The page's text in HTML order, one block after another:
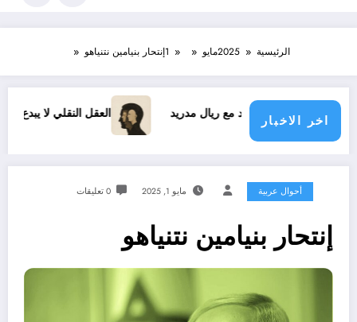
الرئيسية 2025مايو 1إنتحار بنيامين نتنياهو
اخر الاخبار
الجديد مع ريال مدريد العقل النقلي لا يبدع حتى في
أحوال عربية مايو 1, 2025 0 تعليقات
إنتحار بنيامين نتنياهو